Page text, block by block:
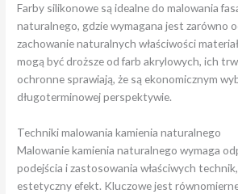
Farby silikonowe są idealne do malowania
naturalnego, gdzie wymagana jest zarówno
zachowanie naturalnych właściwości
mogą być droższe od farb akrylowych, ich
ochronne sprawiają, że są ekonomicznym
długoterminowej perspektywie.
Techniki malowania kamienia naturalnego
Malowanie kamienia naturalnego wymaga
podejścia i zastosowania właściwych
estetyczny efekt. Kluczowe jest